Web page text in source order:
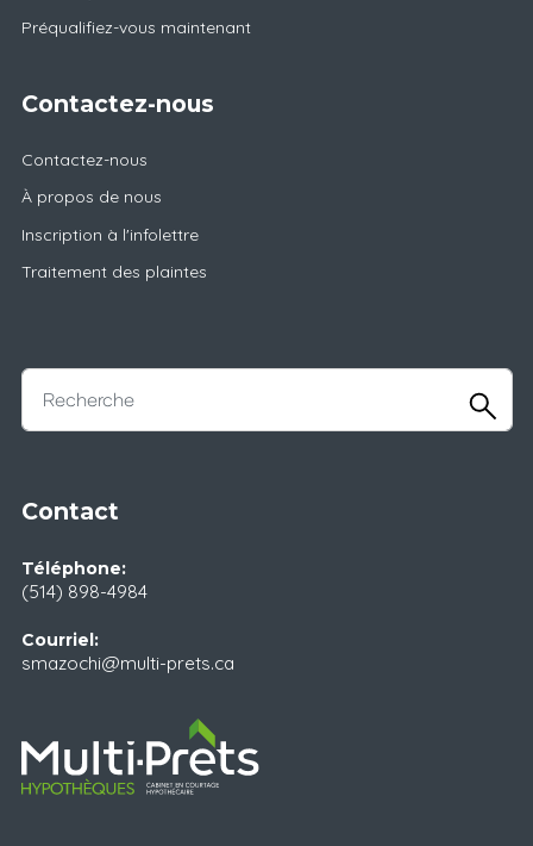
Préqualifiez-vous maintenant
Contactez-nous
Contactez-nous
À propos de nous
Inscription à l'infolettre
Traitement des plaintes
Contact
Téléphone:
(514) 898-4984
Courriel:
smazochi@multi-prets.ca